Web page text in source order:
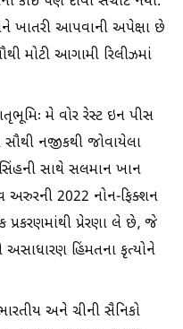
ખાતરી આપવાની અપેક્ષા છે
મોટી આગામી રિલીઝમાં
મે વોર રેસ્ટ ઇન પીસ
નજીકથી જોવાયેલા
સિંહની સાથે સલમાન ખાન
અરુરની 2022 નોન-ફિક્શન
પ્રકરણમાંથી પ્રેરણા લે છે, જે
અસાધારણ હિંમતના કૃત્યોને
અને ચીની સૈનિકો